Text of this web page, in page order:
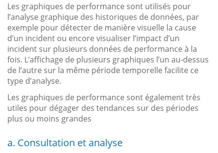
Les graphiques de performance sont utilisés pour
l’analyse graphique des historiques de données, par
exemple pour détecter de manière visuelle la cause
d’un incident ou encore visualiser l’impact d’un
incident sur plusieurs données de performance à la
fois. L’affichage de plusieurs graphiques l’un au-dessus
de l’autre sur la même période temporelle facilite ce
type d’analyse.
Les graphiques de performance sont également très
utiles pour dégager des tendances sur des périodes
plus ou moins grandes
a. Consultation et analyse